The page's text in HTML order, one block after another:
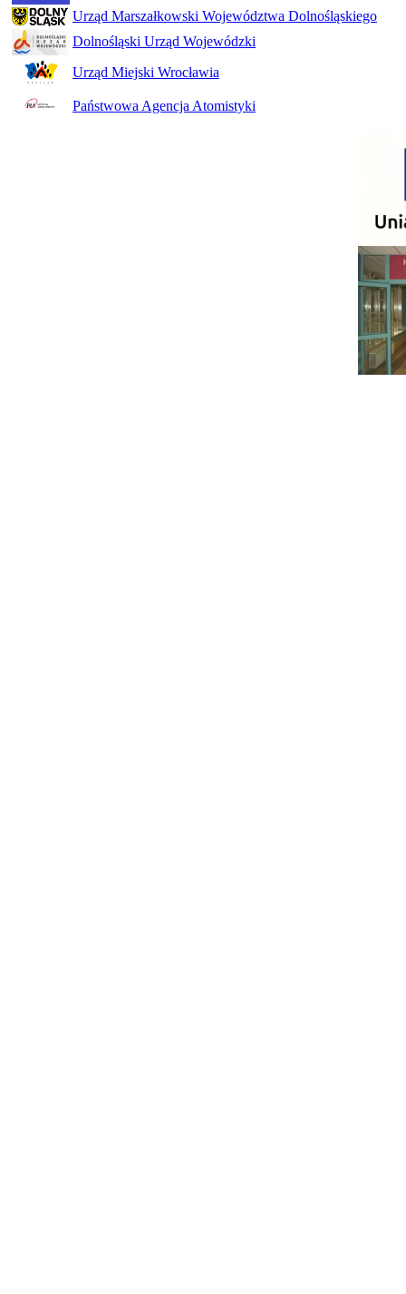
Urząd Marszałkowski Województwa Dolnośląskiego
Dolnośląski Urząd Wojewódzki
Urząd Miejski Wrocławia
Państwowa Agencja Atomistyki